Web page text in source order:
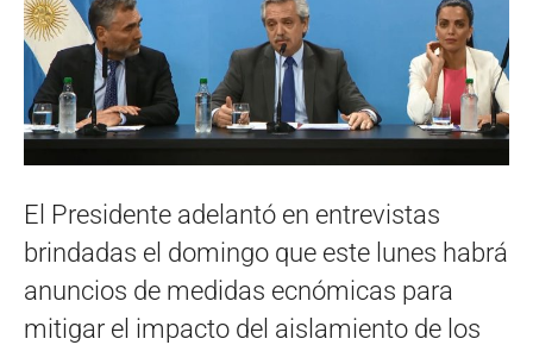
El Presidente adelantó en entrevistas
brindadas el domingo que este lunes habrá
anuncios de medidas ecnómicas para
mitigar el impacto del aislamiento de los